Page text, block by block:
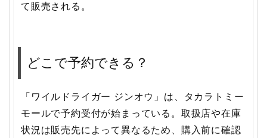
て販売される。
どこで予約できる？
「ワイルドライガー ジンオウ」は、タカラトミー
モールで予約受付が始まっている。取扱店や在庫
状況は販売先によって異なるため、購入前に確認